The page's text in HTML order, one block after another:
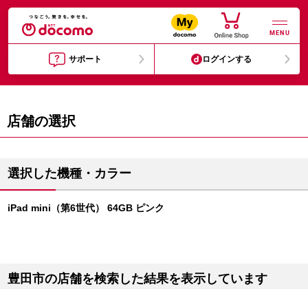
MENU
サポート ログインする
店舗の選択
選択した機種・カラー
iPad mini（第6世代） 64GB ピンク
豊田市の店舗を検索した結果を表示しています